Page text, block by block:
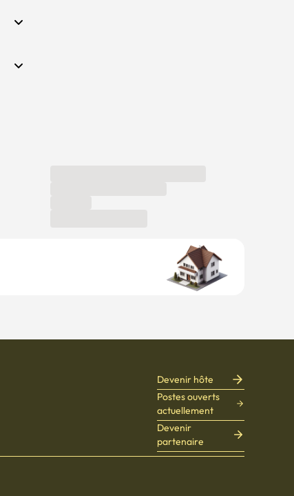
actuellement
Devenir
partenaire